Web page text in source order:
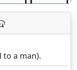
to a man).